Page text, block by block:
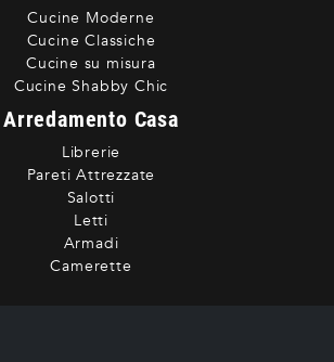
Cucine Moderne
Cucine Classiche
Cucine su misura
Cucine Shabby Chic
Arredamento Casa
Librerie
Pareti Attrezzate
Salotti
Letti
Armadi
Camerette